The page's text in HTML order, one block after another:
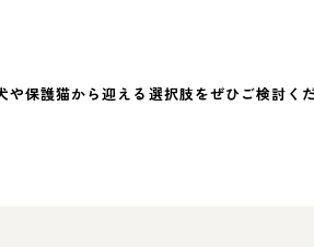
保護猫から迎える選択肢をぜひご検討くだ